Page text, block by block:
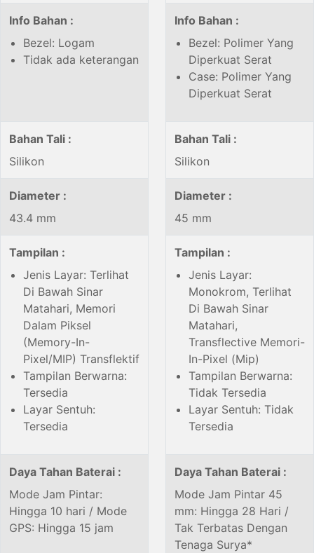
Info Bahan :
Bezel: Logam
Tidak ada keterangan
Info Bahan :
Bezel: Polimer Yang
Diperkuat Serat
Case: Polimer Yang
Diperkuat Serat
Bahan Tali :
Silikon
Bahan Tali :
Silikon
Diameter :
43.4 mm
Diameter :
45 mm
Tampilan :
Jenis Layar: Terlihat
Di Bawah Sinar
Matahari, Memori
Dalam Piksel
(Memory-In-
Pixel/MIP) Transflektif
Tampilan Berwarna:
Tersedia
Layar Sentuh:
Tersedia
Tampilan :
Jenis Layar:
Monokrom, Terlihat
Di Bawah Sinar
Matahari,
Transflective Memori-
In-Pixel (Mip)
Tampilan Berwarna:
Tidak Tersedia
Layar Sentuh: Tidak
Tersedia
Daya Tahan Baterai :
Mode Jam Pintar:
Hingga 10 hari / Mode
GPS: Hingga 15 jam
Daya Tahan Baterai :
Mode Jam Pintar 45
mm: Hingga 28 Hari /
Tak Terbatas Dengan
Tenaga Surya*